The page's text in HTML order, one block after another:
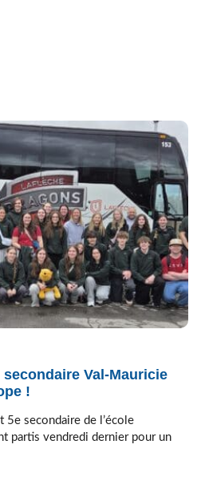
secondaire Val-Mauricie
!
5e secondaire de l’école
partis vendredi dernier pour un